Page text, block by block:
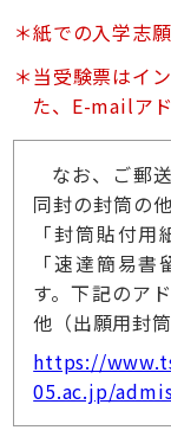
紙での入学志
当受験票はイ
た、E-mailア
なお、ご郵
同封の封筒の
「封筒貼付
「速達簡易
す。下記のア
他（出願用封
https://
05.ac.jp/